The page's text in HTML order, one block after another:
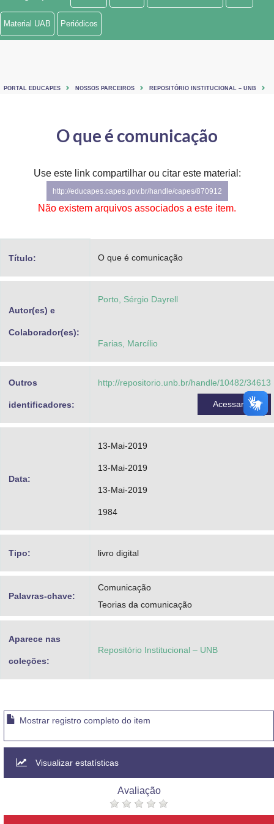
Ministério de Minas e Energia
Ministério da Mulher, da Família e dos Direitos Humanos
Secretaria-Geral
Gabinete de Segurança Institucional
Banco Central do Brasil
Material UAB Periódicos
PORTAL EDUCAPES NOSSOS PARCEIROS REPOSITÓRIO INSTITUCIONAL – UNB
O que é comunicação
Use este link compartilhar ou citar este material:
http://educapes.capes.gov.br/handle/capes/870912
Não existem arquivos associados a este item.
Título: O que é comunicação
Autor(es) e
Colaborador(es):
Porto, Sérgio Dayrell
Farias, Marcílio
Outros
identificadores:
http://repositorio.unb.br/handle/10482/34613
Acessar
Data:
13-Mai-2019
13-Mai-2019
13-Mai-2019
1984
Tipo: livro digital
Palavras-chave:
Comunicação
Teorias da comunicação
Aparece nas
coleções:
Repositório Institucional – UNB
Mostrar registro completo do item
Visualizar estatísticas
Avaliação